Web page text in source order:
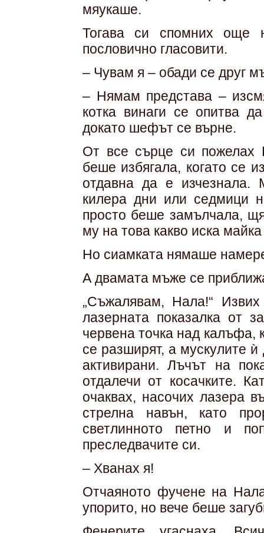
мяукаше.
Тогава си спомних още
пословично гласовити.
– Чувам я – обади се друг
– Нямам представа –
котка винаги се опитва
докато шефът се върне.
От все сърце си
беше избягала, когато се
отдавна да е
килера дни или седмици
просто беше замълчала,
му на това какво иска
Но сиамката нямаше
А двамата мъже се
„Съжалявам, Нала!“
лазерната показалка от
червена точка над калъфа,
се разширят, а мускулите
активирани. Лъчът на
отдалечи от косачките.
очаквах, насочих лазера
стрелна навън, като
светлинното петно и
преследвачите си.
– Хванах я!
Отчаяното фучене на
упорито, но вече беше